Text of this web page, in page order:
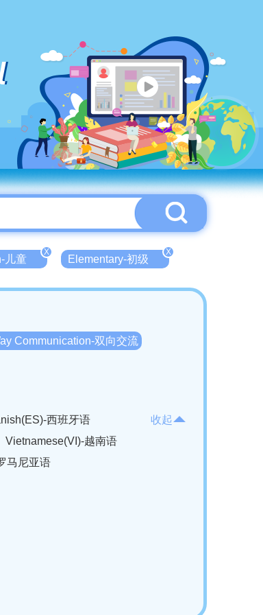
儿童
X
Elementary-初级
X
Communication-双向交流
西班牙语
Vietnamese(VI)-越南语
马尼亚语
收起